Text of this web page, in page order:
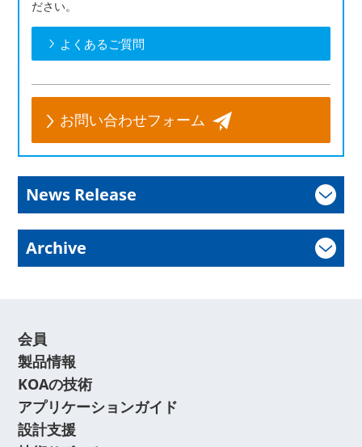
ださい。
よくあるご質問
お問い合わせフォーム
News Release
Archive
会員
製品情報
KOAの技術
アプリケーションガイド
設計支援